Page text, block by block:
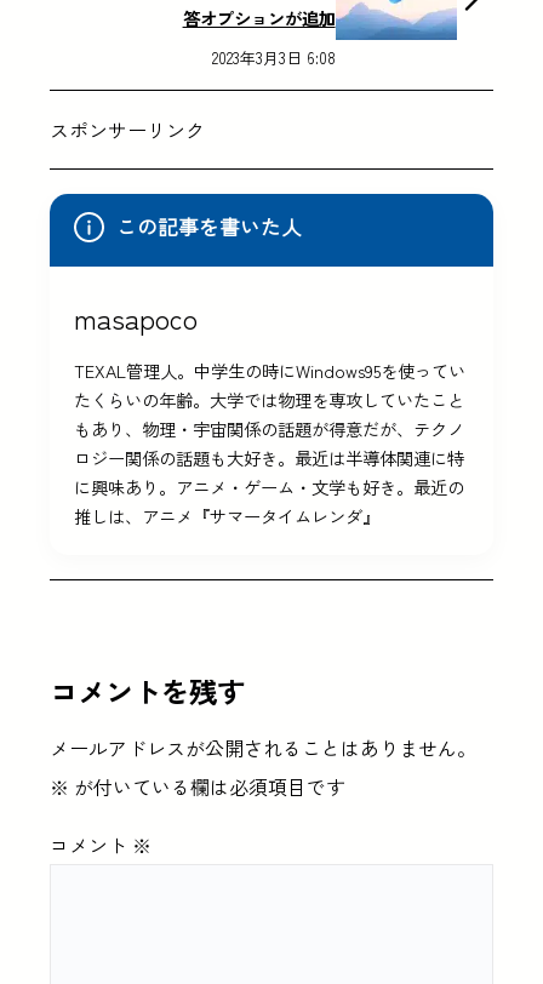
答オプションが追加
2023年3月3日 6:08
スポンサーリンク
この記事を書いた人
masapoco
TEXAL管理人。中学生の時にWindows95を使ってい
たくらいの年齢。大学では物理を専攻していたこと
もあり、物理・宇宙関係の話題が得意だが、テクノ
ロジー関係の話題も大好き。最近は半導体関連に特
に興味あり。アニメ・ゲーム・文学も好き。最近の
推しは、アニメ『サマータイムレンダ』
コメントを残す
メールアドレスが公開されることはありません。
※ が付いている欄は必須項目です
コメント ※